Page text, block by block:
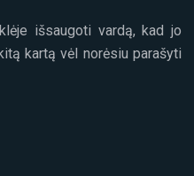
išsaugoti vardą, kad jo
kartą vėl norėsiu parašyti